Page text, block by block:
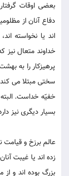
بعضی اوقات
دفاع آنان از
اند یا نخواسته
خداوند متعال نیز
پرهیزکار را به
سختی مبتلا می کند
خفیّه خداست.
بسیار دیگری نیز
عالم برزخ و قیامت
زده اند یا غیبت
بزرگ بوده اند و